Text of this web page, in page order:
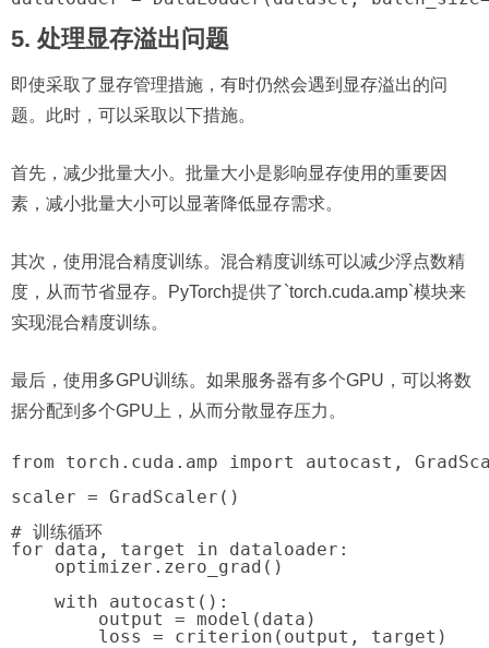
5. 处理显存溢出问题
即使采取了显存管理措施，有时仍然会遇到显存溢出的问
题。此时，可以采取以下措施。
首先，减少批量大小。批量大小是影响显存使用的重要因
素，减小批量大小可以显著降低显存需求。
其次，使用混合精度训练。混合精度训练可以减少浮点数精
度，从而节省显存。PyTorch提供了`torch.cuda.amp`模块来
实现混合精度训练。
最后，使用多GPU训练。如果服务器有多个GPU，可以将数
据分配到多个GPU上，从而分散显存压力。
from torch.cuda.amp import autocast,
scaler = GradScaler()
# 训练循环
for data, target in dataloader:
    optimizer.zero_grad()
    with autocast():
        output = model(data)
        loss = criterion(output, target)